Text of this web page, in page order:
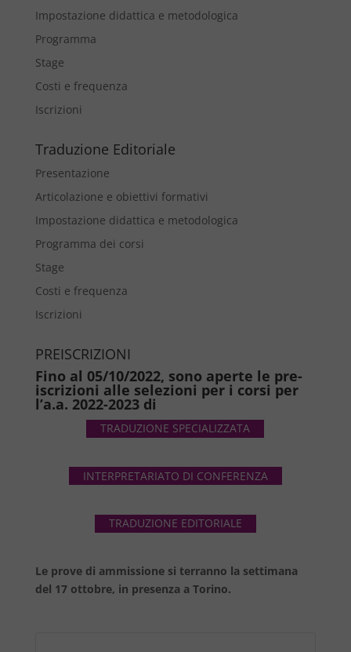
Impostazione didattica e metodologica
Programma
Stage
Costi e frequenza
Iscrizioni
Traduzione Editoriale
Presentazione
Articolazione e obiettivi formativi
Impostazione didattica e metodologica
Programma dei corsi
Stage
Costi e frequenza
Iscrizioni
PREISCRIZIONI
Fino al 05/10/2022, sono aperte le pre-
iscrizioni alle selezioni per i corsi per
l’a.a. 2022-2023 di
TRADUZIONE SPECIALIZZATA
INTERPRETARIATO DI CONFERENZA
TRADUZIONE EDITORIALE
Le prove di ammissione si terranno la settimana
del 17 ottobre, in presenza a Torino.